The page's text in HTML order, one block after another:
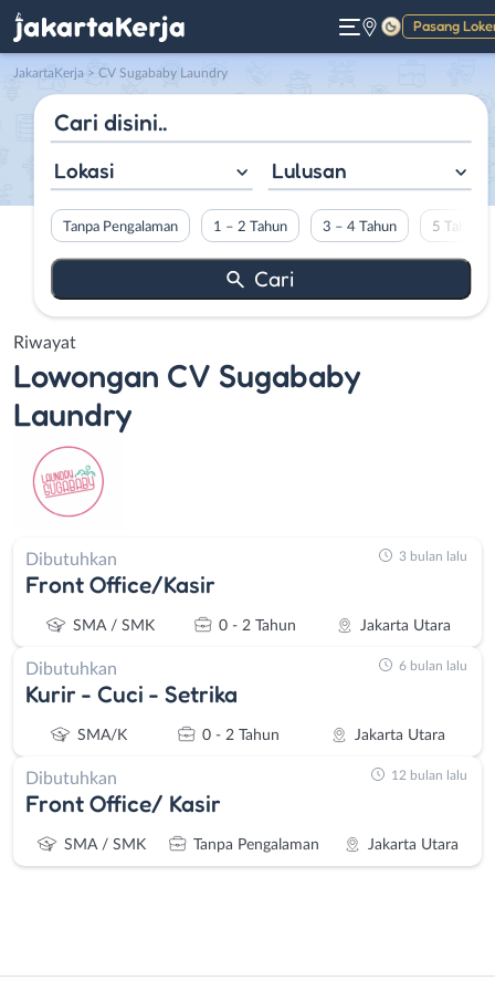
Pasang
Gelap
JakartaKerja > CV Sugababy Laundry
Lokasi Lulusan
Tanpa Pengalaman 1 – 2 Tahun 3 – 4 Tahun 5 Tahun
Riwayat
Lowongan CV Sugababy
Laundry
Dibutuhkan
Front Office/Kasir
SMA / SMK 0 - 2 Tahun Jakarta Utara
3 bulan lalu
Dibutuhkan
Kurir - Cuci - Setrika
SMA/K 0 - 2 Tahun Jakarta Utara
6 bulan lalu
Dibutuhkan
Front Office/ Kasir
SMA / SMK Tanpa Pengalaman Jakarta Utara
12 bulan lalu
Administrasi
Bebas